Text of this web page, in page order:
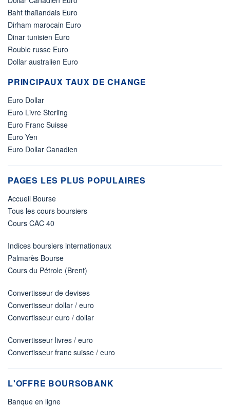
Baht thaïlandais Euro
Dirham marocain Euro
Dinar tunisien Euro
Rouble russe Euro
Dollar australien Euro
PRINCIPAUX TAUX DE CHANGE
Euro Dollar
Euro Livre Sterling
Euro Franc Suisse
Euro Yen
Euro Dollar Canadien
PAGES LES PLUS POPULAIRES
Accueil Bourse
Tous les cours boursiers
Cours CAC 40
Indices boursiers internationaux
Palmarès Bourse
Cours du Pétrole (Brent)
Convertisseur de devises
Convertisseur dollar / euro
Convertisseur euro / dollar
Convertisseur livres / euro
Convertisseur franc suisse / euro
L'OFFRE BOURSOBANK
Banque en ligne